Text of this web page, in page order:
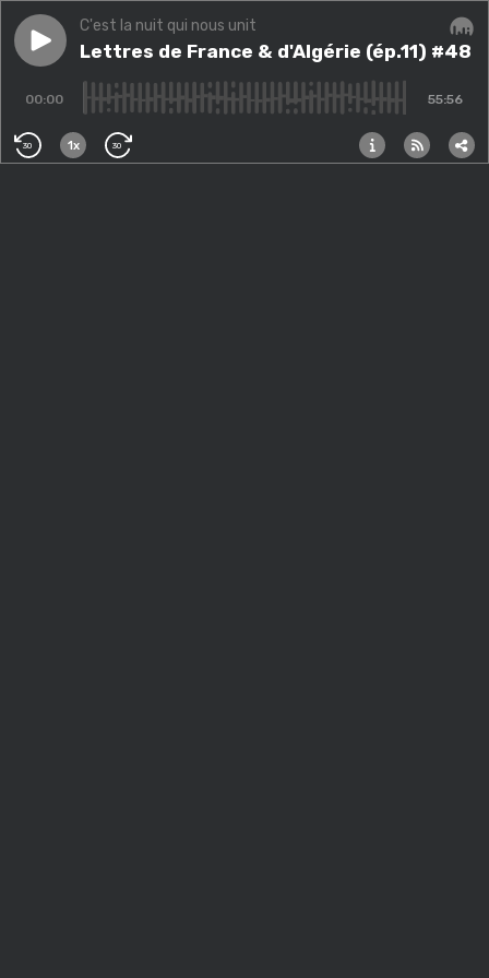
Play episodeLettres de France & d'Algérie (ép.11) #48
C'est la nuit qui nous unit
Lettres de France & d'Algérie (ép.11) #48
00:00 55:56
30 1x 30